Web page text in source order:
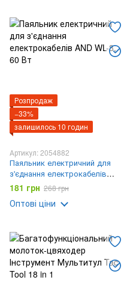
Розпродаж
−33%
залишилось 10 годин
Артикул: 2054882
Паяльник електричний для
з'єднання електрокабелів
AND WL-8, 60 Вт
181 грн 268 грн
Оптові ціни